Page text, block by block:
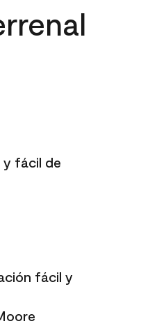
y fácil de
fácil y